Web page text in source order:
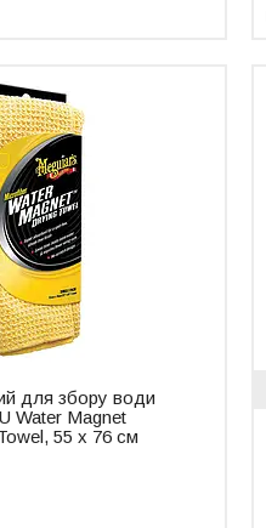
для збору води
Water Magnet
55 х 76 см